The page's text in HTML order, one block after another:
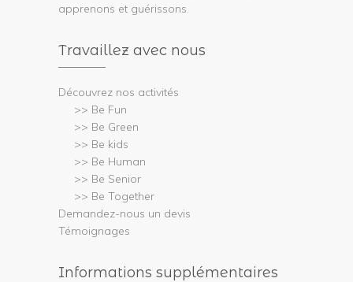
apprenons et guérissons.
Travaillez avec nous
Découvrez nos activités
>> Be Fun
>> Be Green
>> Be kids
>> Be Human
>> Be Senior
>> Be Together
Demandez-nous un devis
Témoignages
Informations supplémentaires